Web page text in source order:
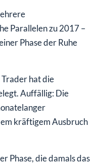
Parallelen zu 2017 –
Phase der Ruhe
hat die
Auffällig: Die
kräftigem Ausbruch
Phase, die damals das